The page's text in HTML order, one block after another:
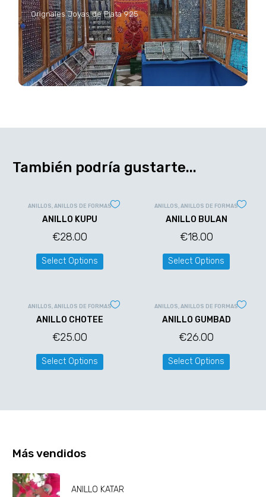
Orignales Joyas de Plata 925
También podría gustarte...
ANILLOS, ANILLOS DE FORMAS
ANILLO KUPU
€28.00
Select Options
ANILLOS,ANILLOS DE FORMAS
ANILLO BULAN
€18.00
Select Options
ANILLOS, ANILLOS DE FORMAS
ANILLO CHOTEE
€25.00
Select Options
ANILLOS,ANILLOS DE FORMAS
ANILLO GUMBAD
€26.00
Select Options
Más vendidos
ANILLO KATAR